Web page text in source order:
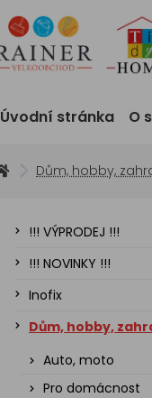
Úvodní stránka O
Dům, hobby,
!!! VÝPRODEJ !!!
!!! NOVINKY !!!
Inofix
Dům, hobby,
Auto, moto
Pro domácnost